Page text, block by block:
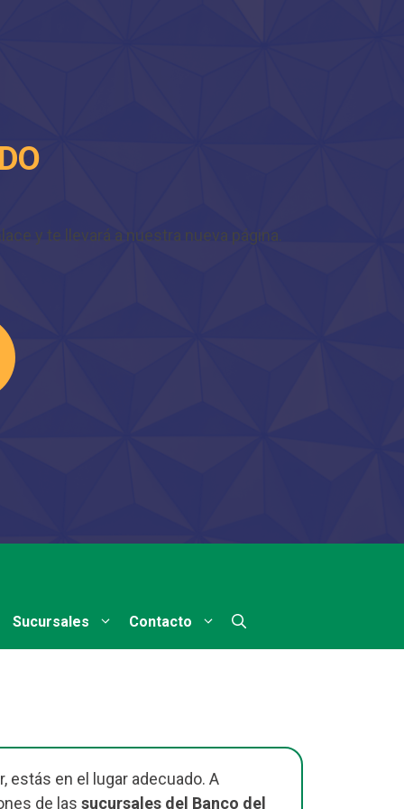
y te llevará a nuestra nueva página.
Sucursales Contacto
estás en el lugar adecuado. A
de las sucursales del Banco del